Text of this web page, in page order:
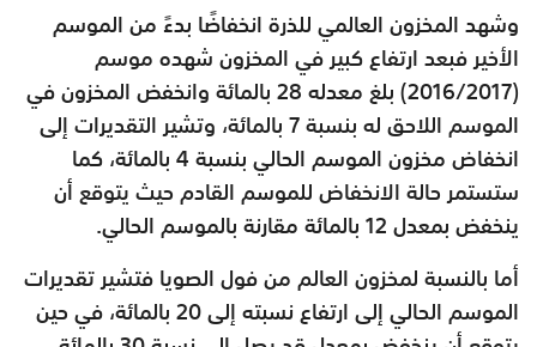
وشهد المخزون العالمي للذرة انخفاضًا بدءً من الموسم
الأخير فبعد ارتفاع كبير في المخزون شهده موسم
(2016/2017) بلغ معدله 28 بالمائة وانخفض المخزون في
الموسم اللاحق له بنسبة 7 بالمائة، وتشير التقديرات إلى
انخفاض مخزون الموسم الحالي بنسبة 4 بالمائة، كما
ستستمر حالة الانخفاض للموسم القادم حيث يتوقع أن
ينخفض بمعدل 12 بالمائة مقارنة بالموسم الحالي.
أما بالنسبة لمخزون العالم من فول الصويا فتشير تقديرات
الموسم الحالي إلى ارتفاع نسبته إلى 20 بالمائة، في حين